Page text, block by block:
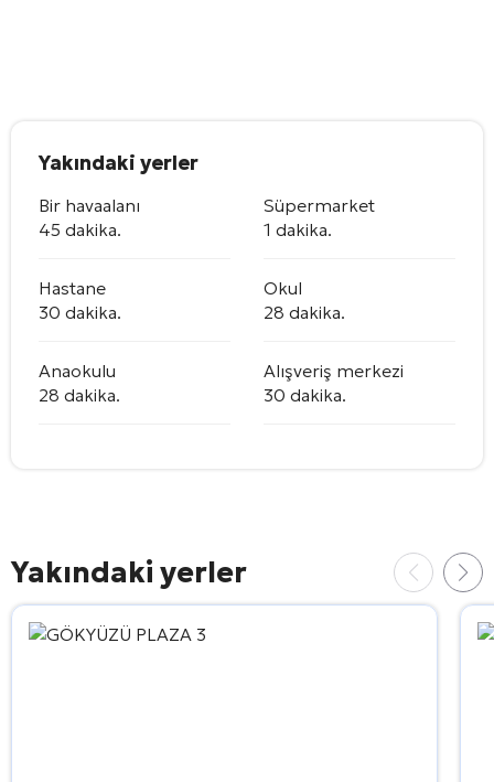
Yakındaki yerler
Bir havaalanı
45 dakika.
Süpermarket
1 dakika.
Hastane
30 dakika.
Okul
28 dakika.
Anaokulu
28 dakika.
Alışveriş merkezi
30 dakika.
Yakındaki yerler